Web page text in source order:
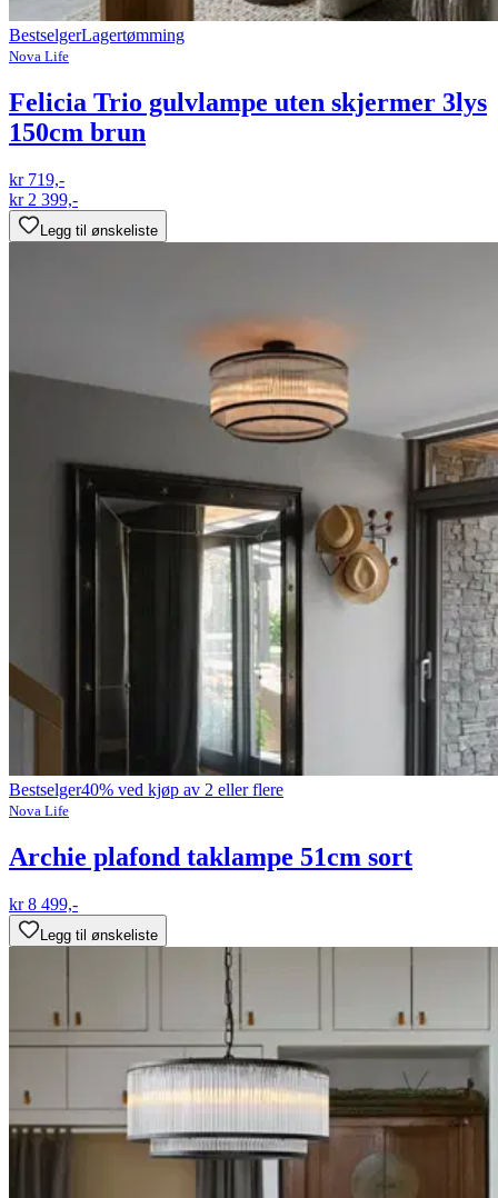
BestselgerLagertømming
Nova Life
Felicia Trio gulvlampe uten skjermer 3lys
150cm brun
kr 719,-
kr 2 399,-
Legg til ønskeliste
Bestselger40% ved kjøp av 2 eller flere
Nova Life
Archie plafond taklampe 51cm sort
kr 8 499,-
Legg til ønskeliste